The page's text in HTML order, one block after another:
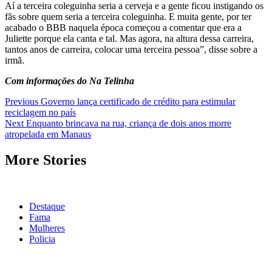
Aí a terceira coleguinha seria a cerveja e a gente ficou instigando os
fãs sobre quem seria a terceira coleguinha. E muita gente, por ter
acabado o BBB naquela época começou a comentar que era a
Juliette porque ela canta e tal. Mas agora, na altura dessa carreira,
tantos anos de carreira, colocar uma terceira pessoa”, disse sobre a
irmã.
Com informações do Na Telinha
Post
navigation
Previous Governo lança certificado de crédito para estimular
reciclagem no país
Next Enquanto brincava na rua, criança de dois anos morre
atropelada em Manaus
More Stories
Destaque
Fama
Mulheres
Policia